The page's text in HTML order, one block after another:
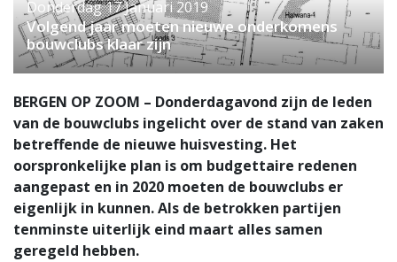
Donderdag 17 Januari 2019
Volgend jaar moeten nieuwe onderkomens
bouwclubs klaar zijn
BERGEN OP ZOOM – Donderdagavond zijn de leden
van de bouwclubs ingelicht over de stand van zaken
betreffende de nieuwe huisvesting. Het
oorspronkelijke plan is om budgettaire redenen
aangepast en in 2020 moeten de bouwclubs er
eigenlijk in kunnen. Als de betrokken partijen
tenminste uiterlijk eind maart alles samen
geregeld hebben.